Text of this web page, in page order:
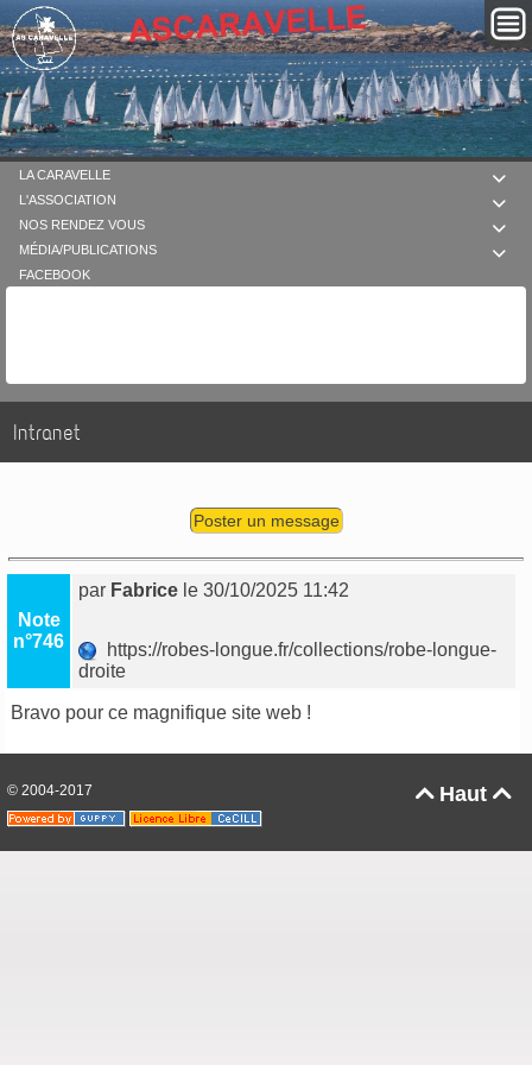

LA CARAVELLE

L'ASSOCIATION

NOS RENDEZ VOUS

MÉDIA/PUBLICATIONS
FACEBOOK
Intranet
Poster un message
Note
n°746
par Fabrice le 30/10/2025 11:42
https://robes-longue.fr/collections/robe-longue-
droite
Bravo pour ce magnifique site web !
Haut 
© 2004-2017